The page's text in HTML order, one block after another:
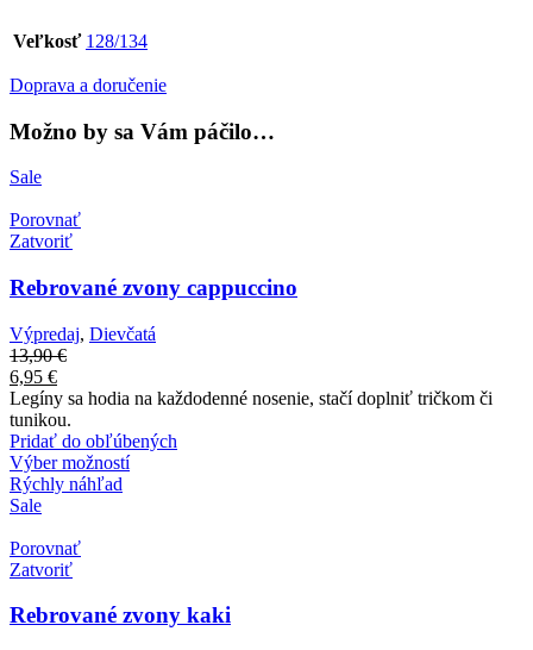
Veľkosť 128/134
Doprava a doručenie
Možno by sa Vám páčilo…
Sale
Porovnať
Zatvoriť
Rebrované zvony cappuccino
Výpredaj, Dievčatá
13,90€
6,95 €
Legíny sa hodia na každodenné nosenie, stačí doplniť tričkom či
tunikou.
Pridať do obľúbených
Výber možností
Rýchly náhľad
Sale
Porovnať
Zatvoriť
Rebrované zvony kaki